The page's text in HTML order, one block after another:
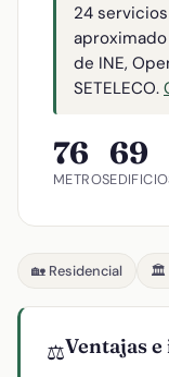
24
de INE,
SETELECO.
76
METROS
69
🏡 Residencial 🏛️
⚖️Ventajas